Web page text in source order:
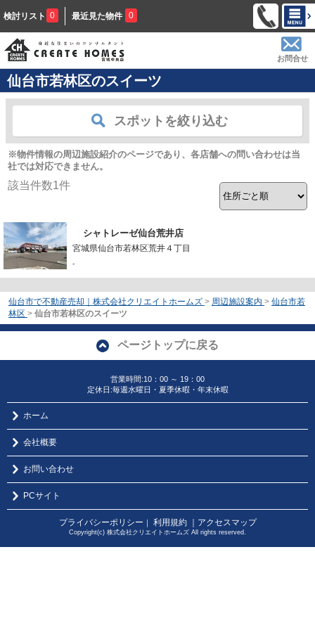
検討リスト 0 最近見た物件 0
お問合せ
仙台市若林区のスイーツ
スポットを絞り込む
※物件情報の周辺施設紹介のページであり、各店舗への問い合わせは当
社では対応できません。
該当件数1件
シャトレーゼ仙台荒井店
宮城県仙台市若林区荒井４丁目
-
仙台市で不動産売却｜株式会社クリエイトホームズ > 周辺施設案内 > 仙台市若
林区 > 仙台市若林区のスイーツ
ページトップに戻る
営業時間:10：00 ～ 19：00
定休日:毎週水曜日・夏季休暇・年末休暇
ホーム
会社概要
お問い合わせ
PCサイト
プライバシーポリシー ｜ 利用規約 ｜アクセスマップ
Copyright(c) 株式会社クリエイトホームズ All rights reserved.